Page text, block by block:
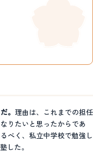
。 理由は、これまでの担任
りたいと思ったからであ
べく、私立中学校で勉強し
した。